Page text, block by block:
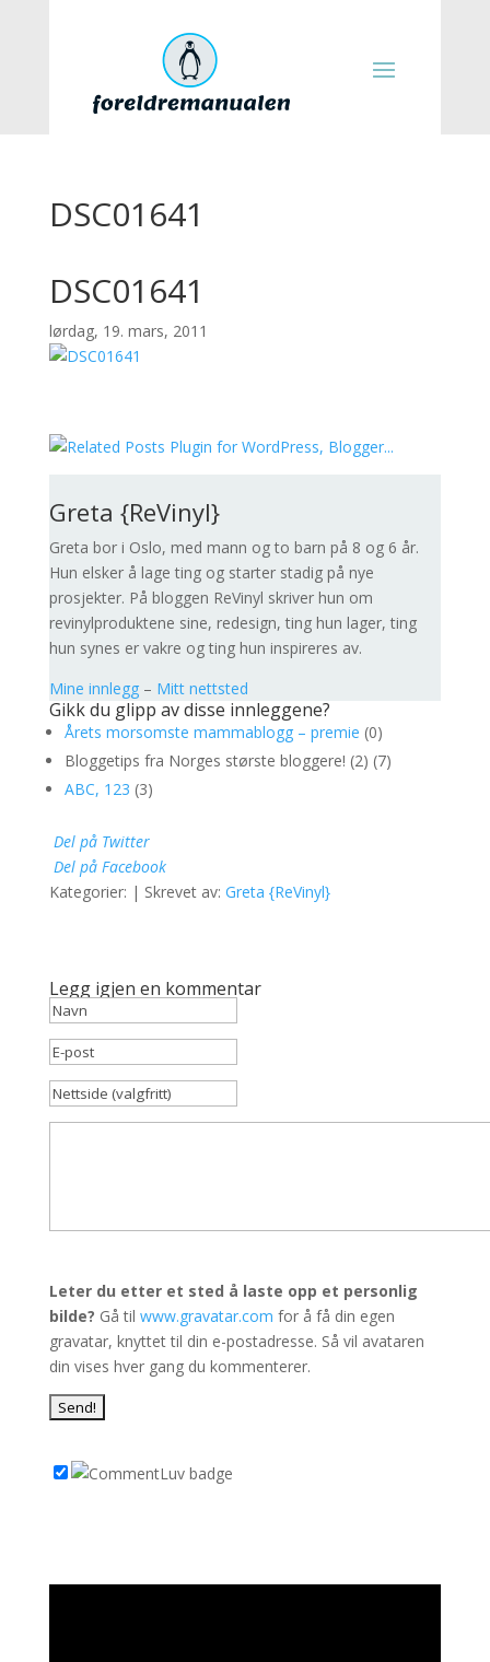
DSC01641
DSC01641
lørdag, 19. mars, 2011
Greta {ReVinyl}
Greta bor i Oslo, med mann og to barn på 8 og 6 år.
Hun elsker å lage ting og starter stadig på nye
prosjekter. På bloggen ReVinyl skriver hun om
revinylproduktene sine, redesign, ting hun lager, ting
hun synes er vakre og ting hun inspireres av.
Mine innlegg– Mitt nettsted
Gikk du glipp av disse innleggene?
Årets morsomste mammablogg – premie (0)
Bloggetips fra Norges største bloggere! (2) (7)
ABC, 123 (3)
Del på Twitter
Del på Facebook
Kategorier: | Skrevet av: Greta {ReVinyl}
Legg igjen en kommentar
Leter du etter et sted å laste opp et personlig
bilde? Gå til www.gravatar.com for å få din egen
gravatar, knyttet til din e-postadresse. Så vil avataren
din vises hver gang du kommenterer.